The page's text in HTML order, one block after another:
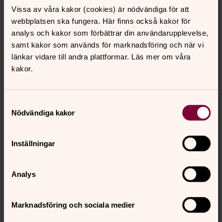
Vissa av våra kakor (cookies) är nödvändiga för att
webbplatsen ska fungera. Här finns också kakor för
analys och kakor som förbättrar din användarupplevelse,
samt kakor som används för marknadsföring och när vi
länkar vidare till andra plattformar. Läs mer om våra
kakor.
Nödvändiga kakor
Inställningar
Analys
Marknadsföring och sociala medier
Agneta Pleijel, författare
Om skrivande, kultur och kristen tro
Lotta Schelin, fotbollsspelare
Om prestationer, att locka fram det bästa hos varje
individ och sträva mot ett gemensamt mål, men också
om hennes engagemang för en rättvisare värld
Dessutom släpps ett avsnitt från Bokmässan i Göteborg
samtalade med journalisten Emanuel Karlsten om
podcast
Nu släpps vinterns första avsnitt av ärkebiskop Antje
Jackeléns podcast Prata till punkt med ärkebiskopen.
Först ut är Emma Persson, advokat i asylrätt och